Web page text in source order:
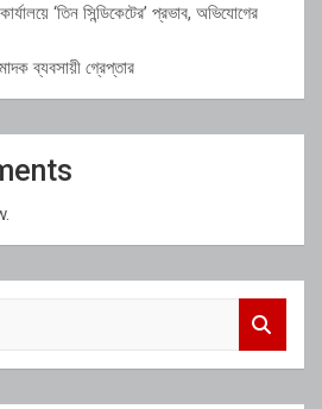
‘তিন সিন্ডিকেটের’ প্রভাব, অভিযোগের
ব্যবসায়ী গ্রেপ্তার